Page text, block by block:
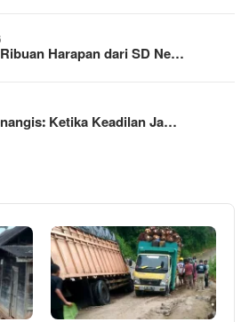
Harapan dari SD Ne…
Ketika Keadilan Ja…